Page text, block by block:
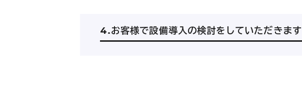
4.お客様で設備導入の検討をしていただきます